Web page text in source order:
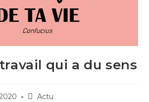
qui a du sens
Actu